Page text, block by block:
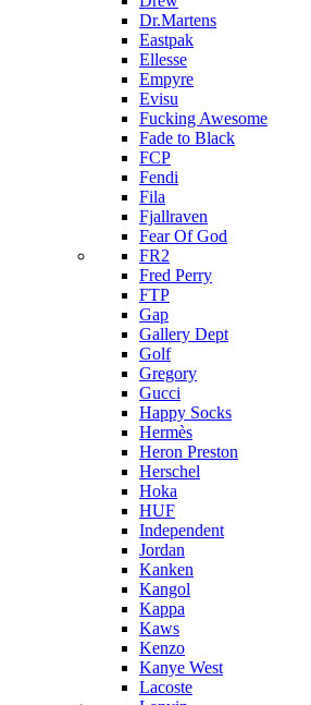
Dr.Martens
Eastpak
Ellesse
Empyre
Evisu
Fucking Awesome
Fade to Black
FCP
Fendi
Fila
Fjallraven
Fear Of God
FR2
Fred Perry
FTP
Gap
Gallery Dept
Golf
Gregory
Gucci
Happy Socks
Hermès
Heron Preston
Hersсhel
Hoka
HUF
Independent
Jordan
Kanken
Kangol
Kappa
Kaws
Kenzo
Kanye West
Lacoste